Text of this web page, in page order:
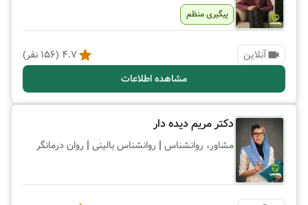
پیگیری منظم
آنلاین 4.7
(
156 نفر)
مشاهده اطلاعات
دکتر مریم دیده دار
مشاور، روانشناس | روانشناس بالینی | روان درمانگر